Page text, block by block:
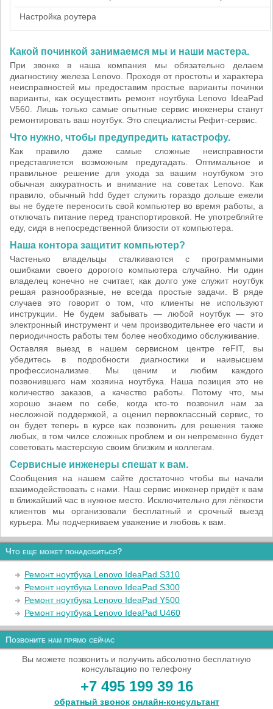
Настройка роутера
Какой починкой занимаемся мы и наши мастера.
При звонке в наша компания мы обязательно делаем
диагностику железа Lenovo. Проходя от простоты и характера
неисправностей мы предоставим простые варианты починки
варианты, как осуществить ремонт ноутбука Lenovo IdeaPad
V560. Лишь только самые опытные сервис инженеры станут
ремонтировать ваш ноутбук. Это специалисты Рефит-сервис.
Что нужно, чтобы предупредить катастрофу.
Как правило даже самые сложные неисправности
представляется возможным предугадать. Оптимальное и
правильное решение для ухода за вашим ноутбуком это
обычная аккуратность и внимание на советах Lenovo. Как
правило, обычный hdd будет служить гораздо дольше ежели
вы не будете переносить свой компьютер во время работы, а
отключать питание перед транспортировкой. Не употребляйте
еду, сидя в непосредственной близости от компьютера.
Наша контора защитит компьютер?
Частенько владельцы сталкиваются с программными
ошибками своего дорогого компьютера случайно. Ни один
владелец конечно не считает, как долго уже служит ноутбук
решая разнообразные, не всегда простые задачи. В ряде
случаев это говорит о том, что клиенты не используют
инструкции. Не будем забывать — любой ноутбук — это
электронный инструмент и чем производительнее его части и
периодичность работы тем более необходимо обслуживание.
Оставляя выезд в нашем сервисном центре reFIT, вы
убедитесь в подробности диагностики и наивысшем
профессионализме. Мы ценим и любим каждого
позвонившего нам хозяина ноутбука. Наша позиция это не
количество заказов, а качество работы. Потому что, мы
хорошо знаем по себе, когда кто-то позвонил нам за
несложной поддержкой, а оценил первоклассный сервис, то
он будет теперь в курсе как позвонить для решения также
любых, в том чилсе сложных проблем и он непременно будет
советовать мастерскую своим близким и коллегам.
Сервисные инженеры спешат к вам.
Сообщения на нашем сайте достаточно чтобы вы начали
взаимодействовать с нами. Наш сервис инженер придёт к вам
в ближайший час в нужное место. Исключительно для лёгкости
клиентов мы организовали бесплатный и срочный выезд
курьера. Мы подчеркиваем уважение и любовь к вам.
Что еще может понадобиться?
Ремонт ноутбука Lenovo IdeaPad S310
Ремонт ноутбука Lenovo IdeaPad S300
Ремонт ноутбука Lenovo IdeaPad Y500
Ремонт ноутбука Lenovo IdeaPad U460
Позвоните нам прямо сейчас
Вы можете позвонить и получить абсолютно бесплатную
консультацию по телефону
+7 495 199 39 16
обратный звонок онлайн‑консультант